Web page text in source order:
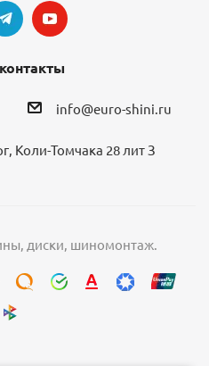
info@euro-shini.ru
Коли-Томчака 28 лит З
диски, шиномонтаж.